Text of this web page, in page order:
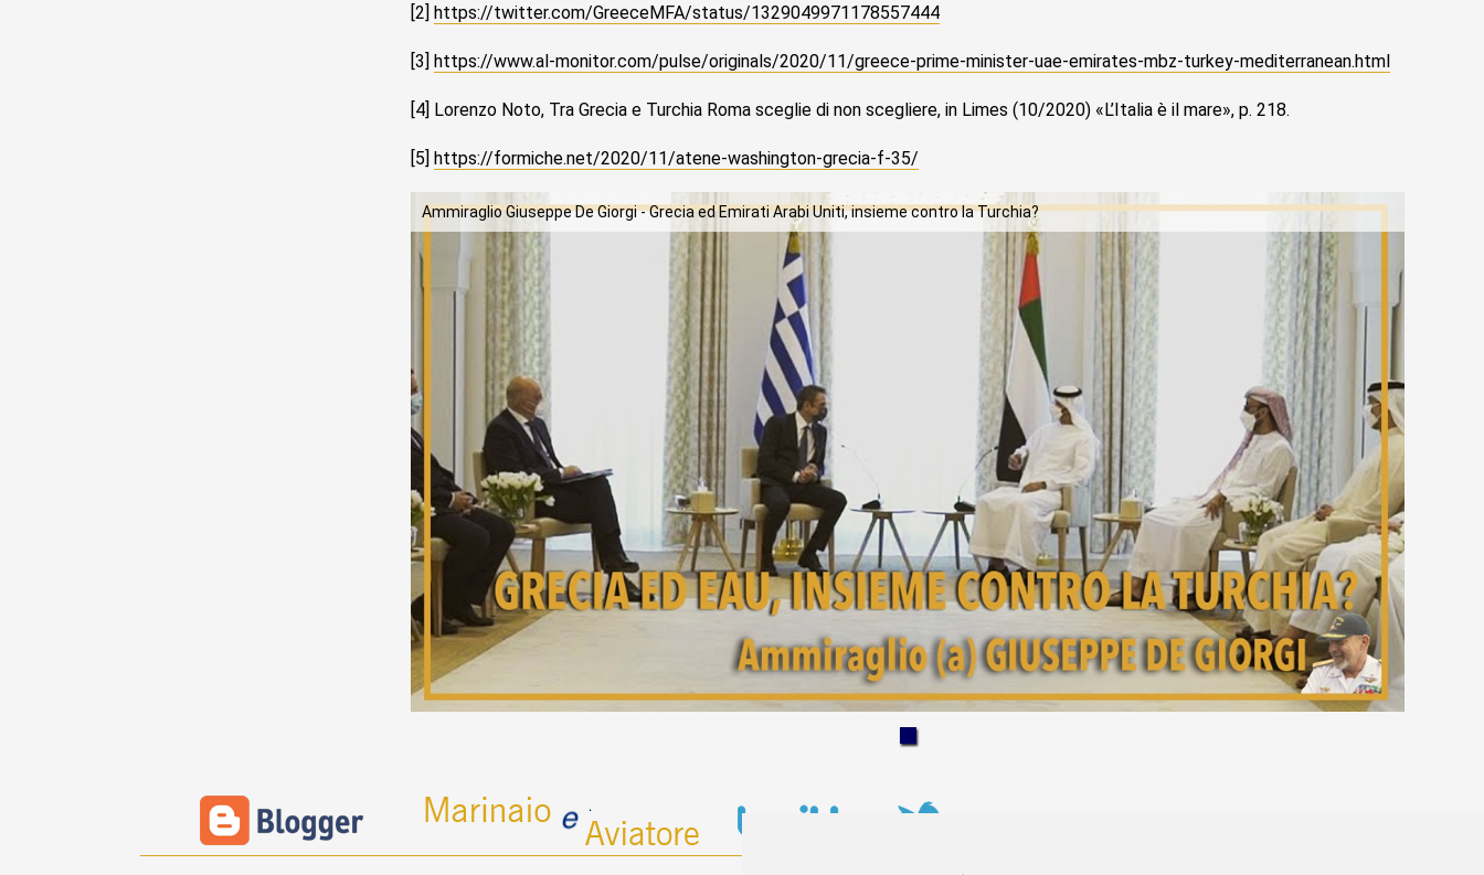
[2] https://twitter.com/GreeceMFA/status/1329049971178557444
[3] https://www.al-monitor.com/pulse/originals/2020/11/greece-prime-minister-uae-emirates-mbz-turkey-mediterranean.html
[4] Lorenzo Noto, Tra Grecia e Turchia Roma sceglie di non scegliere, in Limes (10/2020) «L’Italia è il mare», p. 218.
[5] https://formiche.net/2020/11/atene-washington-grecia-f-35/
Ammiraglio Giuseppe De Giorgi - Grecia ed Emirati Arabi Uniti, insieme contro la Turchia?